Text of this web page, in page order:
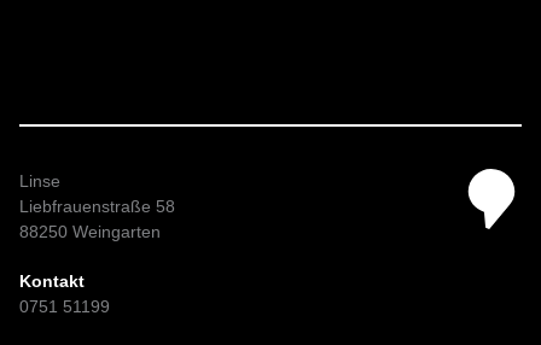
Linse
Liebfrauenstraße 58
88250 Weingarten
Kontakt
0751 51199